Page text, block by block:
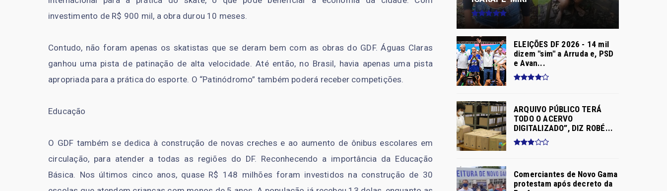
investimento de R$ 900 mil, a obra durou 10 meses.
Contudo, não foram apenas os skatistas que se deram bem com as obras do GDF. Águas Claras
ganhou uma pista de patinação de alta velocidade. Até então, no Brasil, havia apenas uma pista
apropriada para a prática do esporte. O “Patinódromo” também poderá receber competições.
Educação
O GDF também se dedica à construção de novas creches e ao aumento de ônibus escolares em
circulação, para atender a todas as regiões do DF. Reconhecendo a importância da Educação
Básica. Nos últimos cinco anos, quase R$ 148 milhões foram investidos na construção de 30
ELEIÇÕES DF 2026 - 14 mil
dizem "sim" a Arruda e, PSD
e Avan...
ARQUIVO PÚBLICO TERÁ
TODO O ACERVO
DIGITALIZADO”, DIZ ROBÉ...
Comerciantes de Novo Gama
protestam após decreto da